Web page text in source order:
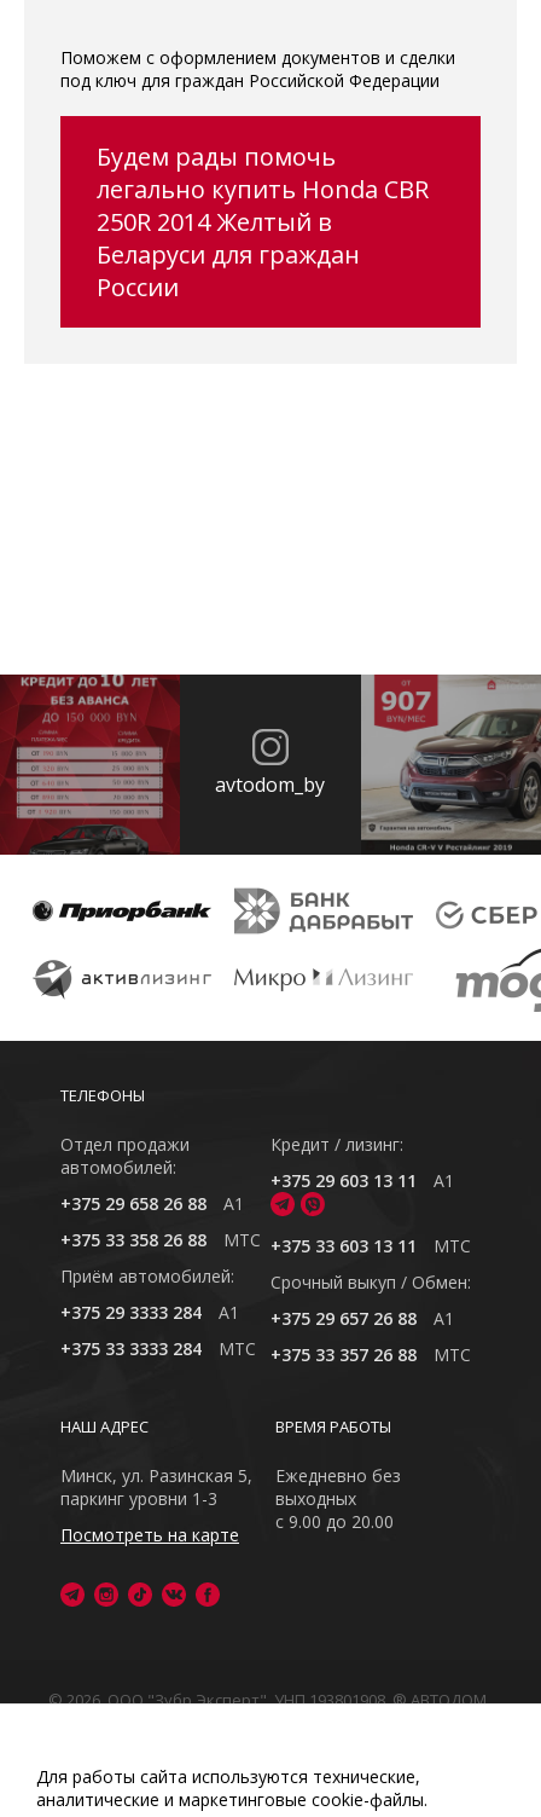
Поможем с оформлением документов и сделки
под ключ для граждан Российской Федерации
Будем рады помочь
легально купить Honda CBR
250R 2014 Желтый в
Беларуси для граждан
России
avtodom_by
ТЕЛЕФОНЫ
Отдел продажи
автомобилей:
+375 29 658 26 88
A1
+375 33 358 26 88
MTC
Приём автомобилей:
+375 29 3333 284
A1
+375 33 3333 284
MTC
Кредит / лизинг:
+375 29 603 13 11
A1
+375 33 603 13 11
MTC
Cрочный выкуп / Обмен:
+375 29 657 26 88
A1
+375 33 357 26 88
MTC
ВРЕМЯ РАБОТЫ
Ежедневно без
выходных
с 9.00 до 20.00
НАШ АДРЕС
Минск, ул. Разинская 5,
паркинг уровни 1-3
Посмотреть на карте
© 2026, ООО "Зубр Эксперт", УНП 193801908. ® АВТОДОМ
Обращаем Ваше внимание на то, что данный интернет-
сайт носит исключительно информационный характер
Любое использование либо копирование материалов
Для работы сайта используются технические,
аналитические и маркетинговые сооkіе-файлы.